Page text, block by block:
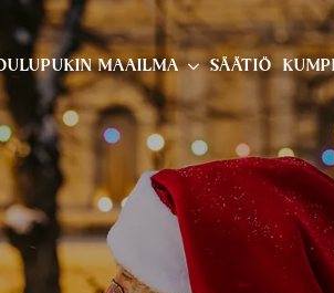
MAAILMA SÄÄTIÖ